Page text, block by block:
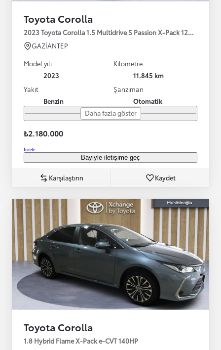
Toyota Corolla
2023 Toyota Corolla 1.5 Multidrive S Passion X-Pack 125HP
GAZİANTEP
Model yılı
2023
Kilometre
11.845 km
Yakıt
Benzin
Şanzıman
Otomatik
Daha fazla göster
₺2.180.000
İncele
Bayiyle iletişime geç
Karşılaştırın Kaydet
Toyota Corolla
1.8 Hybrid Flame X-Pack e-CVT 140HP